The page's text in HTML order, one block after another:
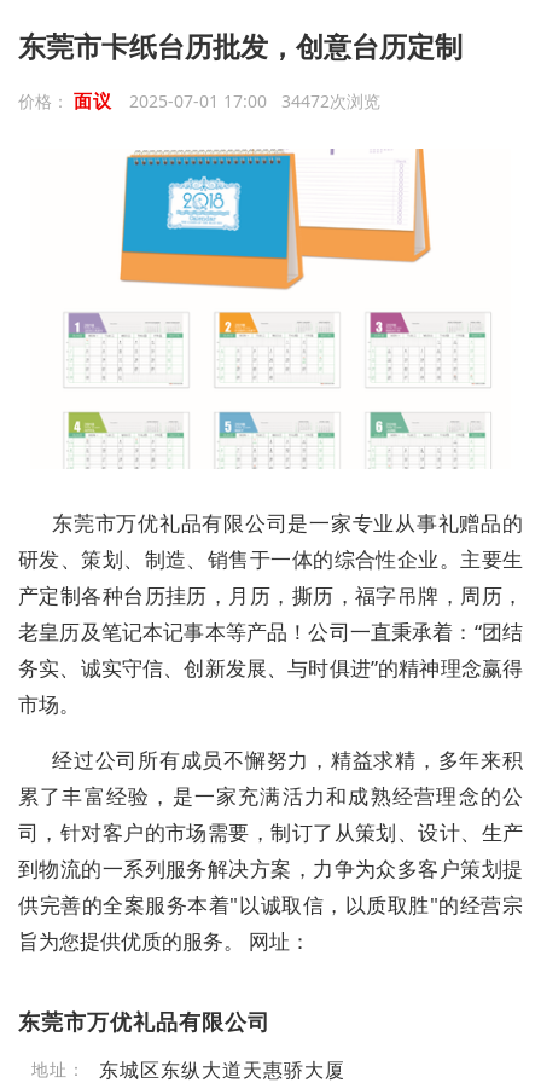
东莞市卡纸台历批发，创意台历定制
价格： 面议 2025-07-01 17:00 34472次浏览
东莞市万优礼品有限公司是一家专业从事礼赠品的
研发、策划、制造、销售于一体的综合性企业。主要生
产定制各种台历挂历，月历，撕历，福字吊牌，周历，
老皇历及笔记本记事本等产品！公司一直秉承着：“团结
务实、诚实守信、创新发展、与时俱进”的精神理念赢得
市场。
经过公司所有成员不懈努力，精益求精，多年来积
累了丰富经验，是一家充满活力和成熟经营理念的公
司，针对客户的市场需要，制订了从策划、设计、生产
到物流的一系列服务解决方案，力争为众多客户策划提
供完善的全案服务本着"以诚取信，以质取胜"的经营宗
旨为您提供优质的服务。 网址：
东莞市万优礼品有限公司
地址： 东城区东纵大道天惠骄大厦